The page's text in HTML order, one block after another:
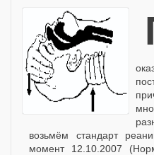
возьмём стандарт
момент 12.10.2007